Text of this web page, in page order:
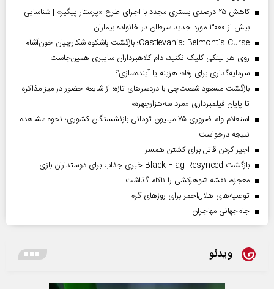
کاهش ۲۵ درصدی بستری مجدد با اجرای طرح «پرستار پیگیر» | شناسایی
بیش از ۳۰۰۰ مورد جدید سرطان در خانواده بیماران
Castlevania: Belmont’s Curse؛ بازگشت باشکوه شکارچیان خون‌آشام
روی هر لینکی کلیک نکنید، دام کلاهبرداران سایبری همین‌جاست
سرمایه‌گذاری برای رفاه؛ هزینه یا آینده‌سازی؟
بازگشت مسعود شصت‌چی با دردسر‌های تازه؛ از شایعه حضور در میز مذاکره
تا پایان فیلمبرداری «مرد سه‌هزارچهره»
استعلام وام ضروری ۷۵ میلیون تومانی بازنشستگان کشوری؛ نحوه مشاهده
نتیجه درخواست
اجیر کردن قاتل برای کشتن همسر!
بازگشت Black Flag Resynced خبری جذاب برای دوستداران بازی
معجزه، نقشه شوهرکشی را ناکام گذاشت
توصیه‌های هلال‌احمر برای روز‌های گرم
جام‌جهانی مهاجران
ویدئو